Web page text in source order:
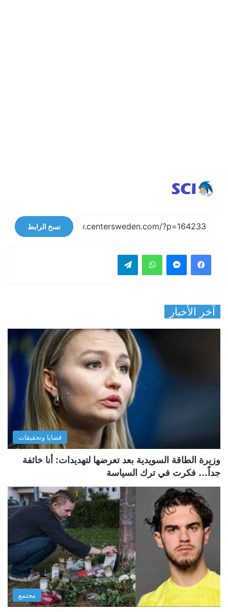
نسخ الرابط
فيسبوك واتساب
آخر الأخبار
قضايا وتحقيقات
وزيرة الطاقة السويدية بعد تعرضها لتهديدات: أنا خائفة
جداً… فكرت في ترك السياسة
مجتمع